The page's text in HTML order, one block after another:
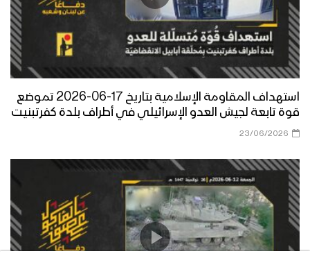
استهداف المقاومة الإسلامية بتاريخ 17-06-2026 تموضع
قوة تابعة لجيش العدو الإسرائيلي في أطراف بلدة كفرتبنيت
23/06/2026